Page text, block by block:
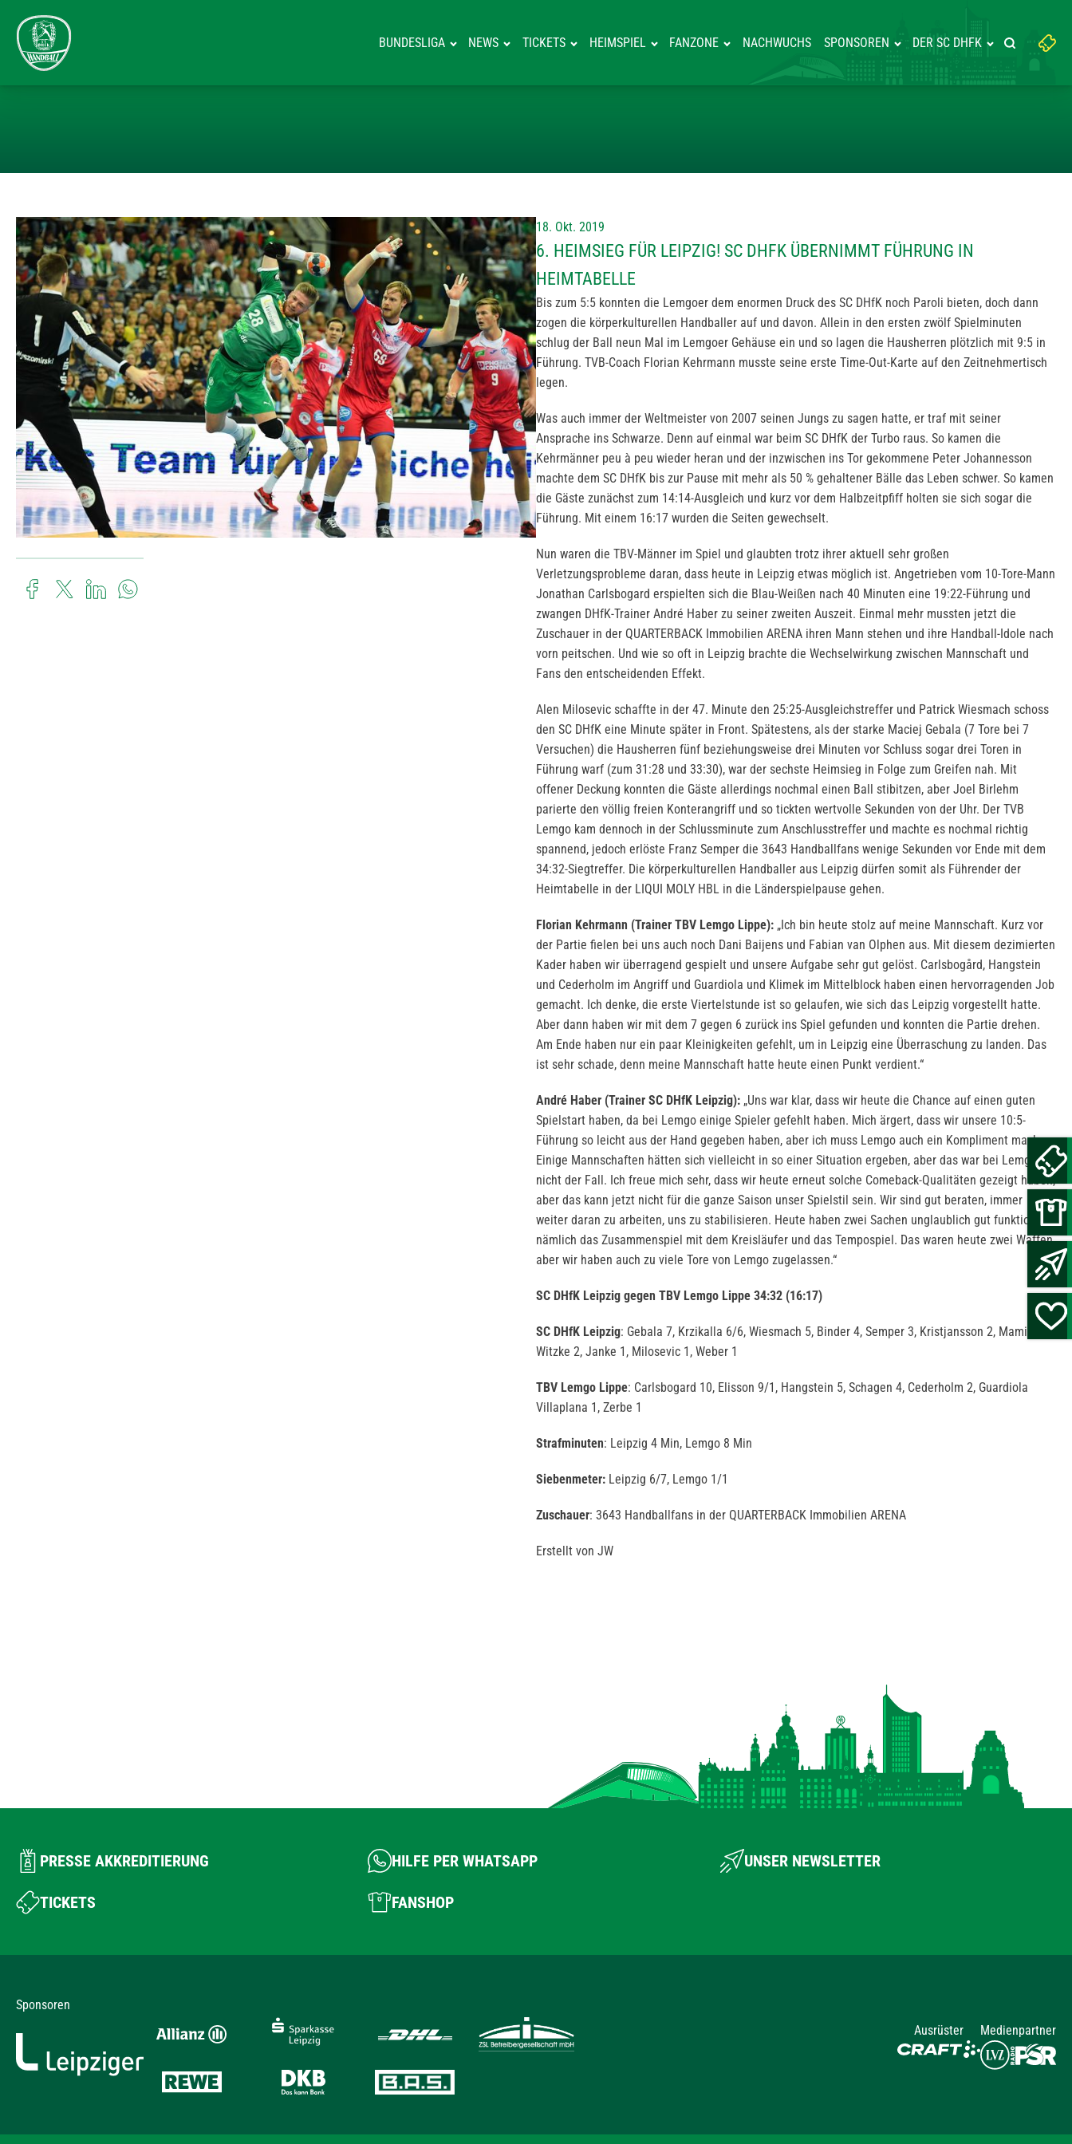
BUNDESLIGA NEWS TICKETS HEIMSPIEL FANZONE NACHWUCHS SPONSOREN DER SC DHFK
Suchbegriff
eingeben:
Suche
18. Okt. 2019
6. HEIMSIEG FÜR LEIPZIG! SC DHFK ÜBERNIMMT FÜHRUNG IN
HEIMTABELLE
Bis zum 5:5 konnten die Lemgoer dem enormen Druck des SC DHfK noch Paroli bieten, doch dann
zogen die körperkulturellen Handballer auf und davon. Allein in den ersten zwölf Spielminuten
schlug der Ball neun Mal im Lemgoer Gehäuse ein und so lagen die Hausherren plötzlich mit 9:5 in
Führung. TVB-Coach Florian Kehrmann musste seine erste Time-Out-Karte auf den Zeitnehmertisch
legen.
Was auch immer der Weltmeister von 2007 seinen Jungs zu sagen hatte, er traf mit seiner
Ansprache ins Schwarze. Denn auf einmal war beim SC DHfK der Turbo raus. So kamen die
Kehrmänner peu à peu wieder heran und der inzwischen ins Tor gekommene Peter Johannesson
machte dem SC DHfK bis zur Pause mit mehr als 50 % gehaltener Bälle das Leben schwer. So kamen
die Gäste zunächst zum 14:14-Ausgleich und kurz vor dem Halbzeitpfiff holten sie sich sogar die
Führung. Mit einem 16:17 wurden die Seiten gewechselt.
Nun waren die TBV-Männer im Spiel und glaubten trotz ihrer aktuell sehr großen
Verletzungsprobleme daran, dass heute in Leipzig etwas möglich ist. Angetrieben vom 10-Tore-Mann
Jonathan Carlsbogard erspielten sich die Blau-Weißen nach 40 Minuten eine 19:22-Führung und
zwangen DHfK-Trainer André Haber zu seiner zweiten Auszeit. Einmal mehr mussten jetzt die
Zuschauer in der QUARTERBACK Immobilien ARENA ihren Mann stehen und ihre Handball-Idole nach
vorn peitschen. Und wie so oft in Leipzig brachte die Wechselwirkung zwischen Mannschaft und
Fans den entscheidenden Effekt.
Alen Milosevic schaffte in der 47. Minute den 25:25-Ausgleichstreffer und Patrick Wiesmach schoss
den SC DHfK eine Minute später in Front. Spätestens, als der starke Maciej Gebala (7 Tore bei 7
Versuchen) die Hausherren fünf beziehungsweise drei Minuten vor Schluss sogar drei Toren in
Führung warf (zum 31:28 und 33:30), war der sechste Heimsieg in Folge zum Greifen nah. Mit
offener Deckung konnten die Gäste allerdings nochmal einen Ball stibitzen, aber Joel Birlehm
parierte den völlig freien Konterangriff und so tickten wertvolle Sekunden von der Uhr. Der TVB
Lemgo kam dennoch in der Schlussminute zum Anschlusstreffer und machte es nochmal richtig
spannend, jedoch erlöste Franz Semper die 3643 Handballfans wenige Sekunden vor Ende mit dem
34:32-Siegtreffer. Die körperkulturellen Handballer aus Leipzig dürfen somit als Führender der
Heimtabelle in der LIQUI MOLY HBL in die Länderspielpause gehen.
Florian Kehrmann (Trainer TBV Lemgo Lippe): „Ich bin heute stolz auf meine Mannschaft. Kurz vor
der Partie fielen bei uns auch noch Dani Baijens und Fabian van Olphen aus. Mit diesem dezimierten
Kader haben wir überragend gespielt und unsere Aufgabe sehr gut gelöst. Carlsbogård, Hangstein
und Cederholm im Angriff und Guardiola und Klimek im Mittelblock haben einen hervorragenden Job
gemacht. Ich denke, die erste Viertelstunde ist so gelaufen, wie sich das Leipzig vorgestellt hatte.
Aber dann haben wir mit dem 7 gegen 6 zurück ins Spiel gefunden und konnten die Partie drehen.
Am Ende haben nur ein paar Kleinigkeiten gefehlt, um in Leipzig eine Überraschung zu landen. Das
ist sehr schade, denn meine Mannschaft hatte heute einen Punkt verdient.“
André Haber (Trainer SC DHfK Leipzig): „Uns war klar, dass wir heute die Chance auf einen guten
Spielstart haben, da bei Lemgo einige Spieler gefehlt haben. Mich ärgert, dass wir unsere 10:5-
Führung so leicht aus der Hand gegeben haben, aber ich muss Lemgo auch ein Kompliment machen.
Einige Mannschaften hätten sich vielleicht in so einer Situation ergeben, aber das war bei Lemgo
nicht der Fall. Ich freue mich sehr, dass wir heute erneut solche Comeback-Qualitäten gezeigt haben,
aber das kann jetzt nicht für die ganze Saison unser Spielstil sein. Wir sind gut beraten, immer
weiter daran zu arbeiten, uns zu stabilisieren. Heute haben zwei Sachen unglaublich gut funktioniert,
nämlich das Zusammenspiel mit dem Kreisläufer und das Tempospiel. Das waren heute zwei Waffen,
aber wir haben auch zu viele Tore von Lemgo zugelassen.“
SC DHfK Leipzig gegen TBV Lemgo Lippe 34:32 (16:17)
SC DHfK Leipzig: Gebala 7, Krzikalla 6/6, Wiesmach 5, Binder 4, Semper 3, Kristjansson 2, Mamic 2,
Witzke 2, Janke 1, Milosevic 1, Weber 1
TBV Lemgo Lippe: Carlsbogard 10, Elisson 9/1, Hangstein 5, Schagen 4, Cederholm 2, Guardiola
Villaplana 1, Zerbe 1
Strafminuten: Leipzig 4 Min, Lemgo 8 Min
Siebenmeter: Leipzig 6/7, Lemgo 1/1
Zuschauer: 3643 Handballfans in der QUARTERBACK Immobilien ARENA
Erstellt von JW
PRESSE AKKREDITIERUNG HILFE PER WHATSAPP UNSER NEWSLETTER
TICKETS FANSHOP
Sponsoren
Ausrüster
Medienpartner